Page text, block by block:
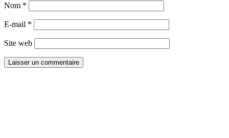
Nom *
E-mail *
Site web